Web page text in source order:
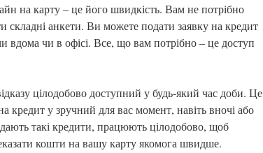
на карту – це його швидкість. Вам не потрібно
складні анкети. Ви можете подати заявку на кредит
вдома чи в офісі. Все, що вам потрібно – це доступ
цілодобово доступний у будь-який час доби. Це
кредит у зручний для вас момент, навіть вночі або
такі кредити, працюють цілодобово, щоб
кошти на вашу карту якомога швидше.